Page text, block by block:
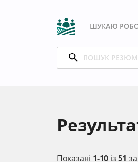
ШУКАЮ
Показані 1-10 із 51